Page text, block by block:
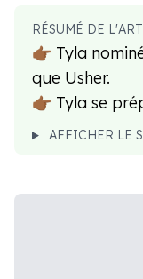
RÉSUMÉ DE
👉🏾 Tyla
que Usher.
👉🏾 Tyla se
AFFICHER LE